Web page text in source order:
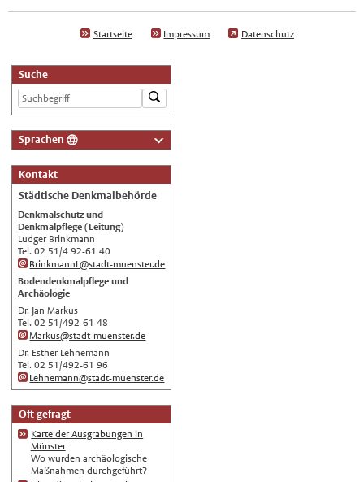
Startseite Impressum Datenschutz
Suche
Sprachen
Nederlands
English
Українська
Türkçe
اللغة العربية
Français
Español
Polski
Русский
Automatische Übersetzung, ohne
Gewähr auf Richtigkeit.
Kontakt
Städtische Denkmalbehörde
Denkmalschutz und
Denkmalpflege (Leitung)
Ludger Brinkmann
Tel. 02 51/4 92-61 40
BrinkmannL@stadt-muenster.de
Bodendenkmalpflege und
Archäologie
Dr. Jan Markus
Tel. 02 51/492-61 48
Markus@stadt-muenster.de
Dr. Esther Lehnemann
Tel. 02 51/492-61 96
Lehnemann@stadt-muenster.de
Oft gefragt
Karte der Ausgrabungen in
Münster
Wo wurden archäologische
Maßnahmen durchgeführt?